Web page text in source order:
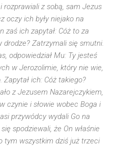
rozprawiali z sobą, sam Jezus
oczy ich były niejako na
zaś ich zapytał: Cóż to za
Zatrzymali się smutni.
odpowiedział Mu: Ty jesteś
w Jerozolimie, który nie wie,
ich: Cóż takiego?
z Jezusem Nazarejczykiem,
czynie i słowie wobec Boga i
przywódcy wydali Go na
spodziewali, że On właśnie
tym wszystkim dziś już trzeci